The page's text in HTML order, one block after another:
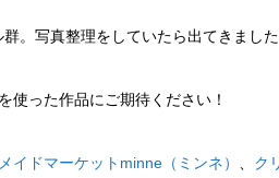
。写真整理をしていたら出てきまし
使った作品にご期待ください！
イドマーケットminne（ミンネ） ク